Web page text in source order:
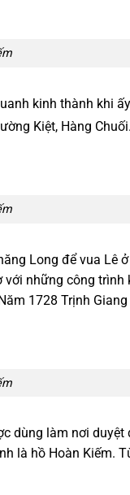
kinh thành khi
Kiệt, Hàng
Long để vua Lê
những công
1728 Trịnh
dùng làm nơi
là hồ Hoàn Kiếm.